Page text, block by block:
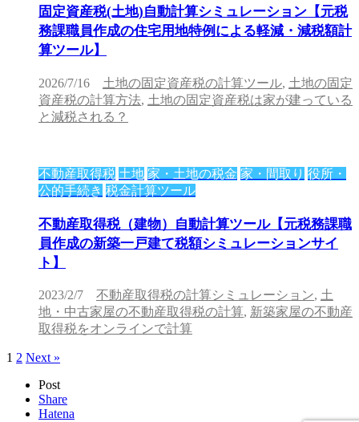
固定資産税(土地)自動計算シミュレーション【元税
務課職員作成の住宅用地特例による軽減・減税額計
算ツール】
2026/7/16 土地の固定資産税の計算ツール, 土地の固定
資産税の計算方法, 土地の固定資産税は家が建っている
と減税される？
不動産取得税 土地 家・土地の税金 家・間取り 役所・
公的手続き 税金計算ツール
不動産取得税（建物）自動計算ツール【元税務課職
員作成の新築一戸建て税額シミュレーションサイ
ト】
2023/2/7 不動産取得税の計算シミュレーション, 土
地・中古家屋の不動産取得税の計算, 新築家屋の不動産
取得税をオンラインで計算
1 2 Next »
Post
Share
Hatena